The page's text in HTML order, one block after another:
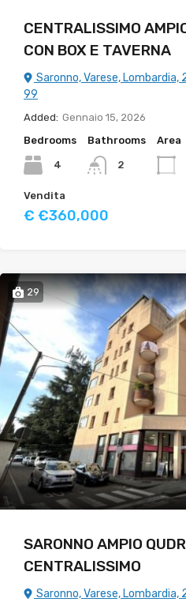
CENTRALISSIMO
CON BOX E TAVERNA
Saronno, Varese, Lombardia,
99
Added: Gennaio 15, 2026
Bedrooms
4
Bathrooms
2
Area
Vendita
€ €360,000
29
SARONNO AMPIO
CENTRALISSIMO
Saronno, Varese, Lombardia,